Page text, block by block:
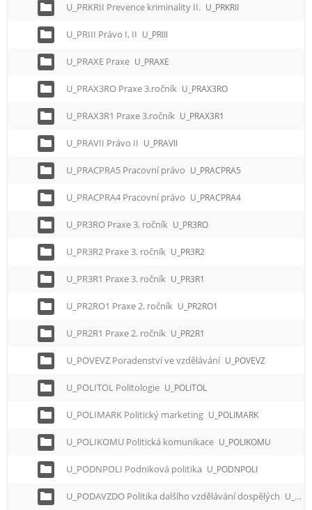
U_PRKRII Prevence kriminality II. U_PRKRII
U_PRIII Právo I, II U_PRIII
U_PRAXE Praxe U_PRAXE
U_PRAX3RO Praxe 3.ročník U_PRAX3RO
U_PRAX3R1 Praxe 3.ročník U_PRAX3R1
U_PRAVII Právo II U_PRAVII
U_PRACPRA5 Pracovní právo U_PRACPRA5
U_PRACPRA4 Pracovní právo U_PRACPRA4
U_PR3RO Praxe 3. ročník U_PR3RO
U_PR3R2 Praxe 3. ročník U_PR3R2
U_PR3R1 Praxe 3. ročník U_PR3R1
U_PR2RO1 Praxe 2. ročník U_PR2RO1
U_PR2R1 Praxe 2. ročník U_PR2R1
U_POVEVZ Poradenství ve vzdělávání U_POVEVZ
U_POLITOL Politologie U_POLITOL
U_POLIMARK Politický marketing U_POLIMARK
U_POLIKOMU Politická komunikace U_POLIKOMU
U_PODNPOLI Podniková politika U_PODNPOLI
U_PODAVZDO Politika dalšího vzdělávání dospělých U_PODAVZDO